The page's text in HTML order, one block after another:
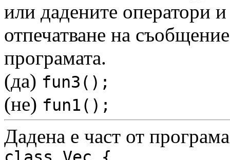
или дадените оператори
отпечатване на
програмата.
(да) fun3();
(не) fun1();
Дадена е част от